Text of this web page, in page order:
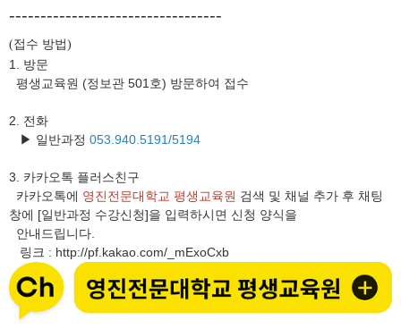
----------------------------------
(접수 방법)
1. 방문
평생교육원 (정보관 501호) 방문하여 접수
2. 전화
▶ 일반과정 053.940.5191/5194
3. 카카오톡 플러스친구
카카오톡에 영진전문대학교 평생교육원 검색 및 채널 추가 후 채팅
창에 [일반과정 수강신청]을 입력하시면 신청 양식을
안내드립니다.
링크 : http://pf.kakao.com/_mExoCxb